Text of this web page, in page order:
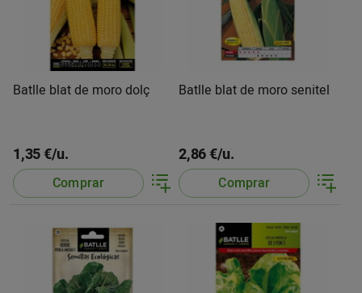
Batlle blat de moro dolç
1,35 €/u.
Comprar
Batlle blat de moro senitel
2,86 €/u.
Comprar